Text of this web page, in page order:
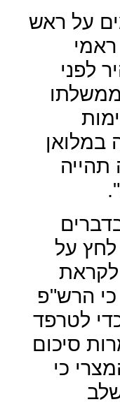
על ראש
לפני
במלואן
לחץ על
לקראת
כי הרש"פ
לטרפד
סיכום
כי